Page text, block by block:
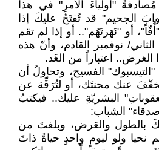
"أولياءَ الأمرِ" في هذا
الجحيم" قد تُفتَحُ عليكَ إذا
أو "نَهَرتَهُم".. أو إذا لم تقم
في 11 تشرين الثاني/ نوفمبر القادم، وأنّ هذه
الغرض.. اعتباراً من الغَد.
الفسيح، وتحاولُ أن
عنك محنتَك، أو لتُرَفِّهَ عن
البشريّةِ عليك.. فيكتبُ
الشباب:
بالطول والعَرض، وبلغتَ من
نحيا ولو ليومٍ واحدٍ حياةً ذاتَ